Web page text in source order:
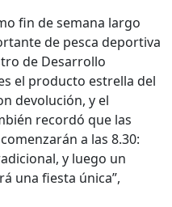
fin de semana largo
de pesca deportiva
de Desarrollo
el producto estrella del
devolución, y el
recordó que las
a las 8.30:
y luego un
una fiesta única”,